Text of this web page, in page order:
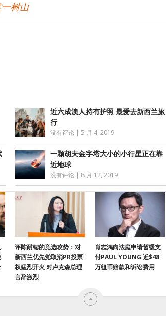
树山
近六成澳人持有护照 最爱去新西兰旅
行
没有评论 |5 月 4, 2019
一颗胡夫金字塔大小的小行星正在靠
近地球
没有评论 | 8 月 12, 2019
评陈耐锶的竞选攻势：对
新西兰优先党取消PR投票
权猛烈开火 对卢克森总理
言辞激烈
肖志鴻向法庭申请暂缓支
付PAUL YOUNG 近$48
万纽币赔款和诉讼费用